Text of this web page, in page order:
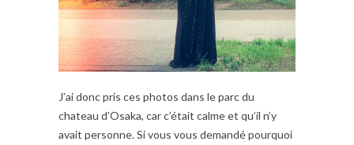
J’ai donc pris ces photos dans le parc du
chateau d’Osaka, car c’était calme et qu’il n’y
avait personne. Si vous vous demandé pourquoi